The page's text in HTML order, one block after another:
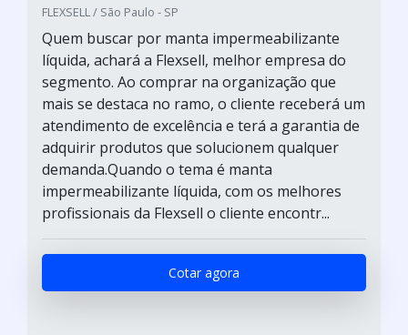
FLEXSELL / São Paulo - SP
Quem buscar por manta impermeabilizante
líquida, achará a Flexsell, melhor empresa do
segmento. Ao comprar na organização que
mais se destaca no ramo, o cliente receberá um
atendimento de excelência e terá a garantia de
adquirir produtos que solucionem qualquer
demanda.Quando o tema é manta
impermeabilizante líquida, com os melhores
profissionais da Flexsell o cliente encontr...
Cotar agora